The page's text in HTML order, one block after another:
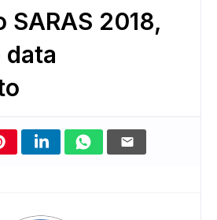
SARAS 2018,
data